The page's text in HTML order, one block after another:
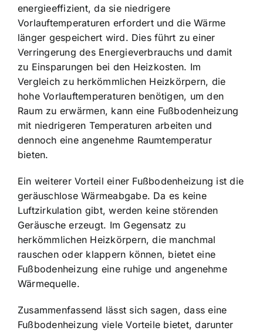
energieeffizient, da sie niedrigere
Vorlauftemperaturen erfordert und die Wärme
länger gespeichert wird. Dies führt zu einer
Verringerung des Energieverbrauchs und damit
zu Einsparungen bei den Heizkosten. Im
Vergleich zu herkömmlichen Heizkörpern, die
hohe Vorlauftemperaturen benötigen, um den
Raum zu erwärmen, kann eine Fußbodenheizung
mit niedrigeren Temperaturen arbeiten und
dennoch eine angenehme Raumtemperatur
bieten.
Ein weiterer Vorteil einer Fußbodenheizung ist die
geräuschlose Wärmeabgabe. Da es keine
Luftzirkulation gibt, werden keine störenden
Geräusche erzeugt. Im Gegensatz zu
herkömmlichen Heizkörpern, die manchmal
rauschen oder klappern können, bietet eine
Fußbodenheizung eine ruhige und angenehme
Wärmequelle.
Zusammenfassend lässt sich sagen, dass eine
Fußbodenheizung viele Vorteile bietet, darunter